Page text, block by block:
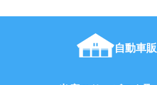
自動車